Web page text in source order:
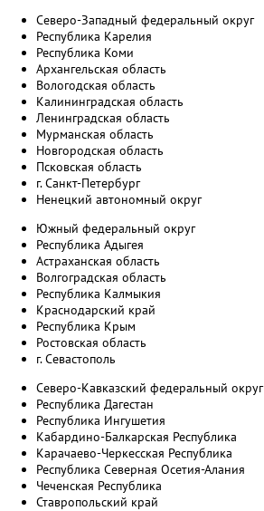
Северо-Западный федеральный округ
Республика Карелия
Республика Коми
Архангельская область
Вологодская область
Калининградская область
Ленинградская область
Мурманская область
Новгородская область
Псковская область
г. Санкт-Петербург
Ненецкий автономный округ
Южный федеральный округ
Республика Адыгея
Астраханская область
Волгоградская область
Республика Калмыкия
Краснодарский край
Республика Крым
Ростовская область
г. Севастополь
Северо-Кавказский федеральный округ
Республика Дагестан
Республика Ингушетия
Кабардино-Балкарская Республика
Карачаево-Черкесская Республика
Республика Северная Осетия-Алания
Чеченская Республика
Ставропольский край